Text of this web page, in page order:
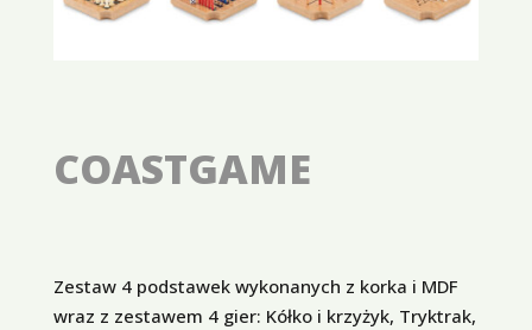
COASTGAME
Zestaw 4 podstawek wykonanych z korka i MDF
wraz z zestawem 4 gier: Kółko i krzyżyk, Tryktrak,